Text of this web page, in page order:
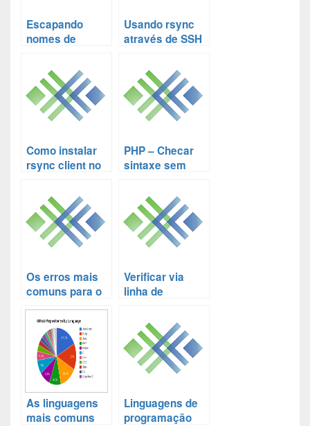
Escapando
nomes de
diretórios que
contenham
espaços no
rsync
Usando rsync
através de SSH
de autenticação
por chave
pública e
privada
Como instalar
rsync client no
PHP – Checar
sintaxe sem
script
Os erros mais
comuns para o
Windows não
conseguir
acessar um
domínio
controlado pelo
Samba
Verificar via
linha de
as opções
existentes de
servidor ftp
disponíveis no
repositório
As linguagens
mais comuns
Linguagens de
programação